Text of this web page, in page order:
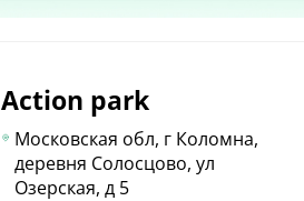
Action park
Московская обл, г Коломна,
деревня Солосцово, ул
Озерская, д 5